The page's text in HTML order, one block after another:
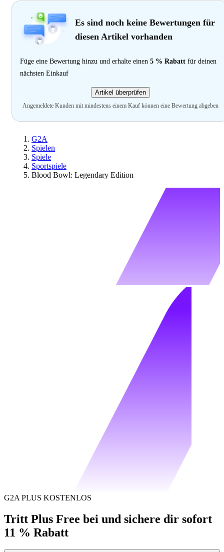
Es sind noch keine Bewertungen für
diesen Artikel vorhanden
Füge eine Bewertung hinzu und erhalte einen 5 % Rabatt für deinen
nächsten Einkauf
Artikel überprüfen
Angemeldete Kunden mit mindestens einem Kauf können eine Bewertung abgeben
G2A
Spielen
Spiele
Sportspiele
Blood Bowl: Legendary Edition
G2A PLUS KOSTENLOS
Tritt Plus Free bei und sichere dir sofort
11 % Rabatt